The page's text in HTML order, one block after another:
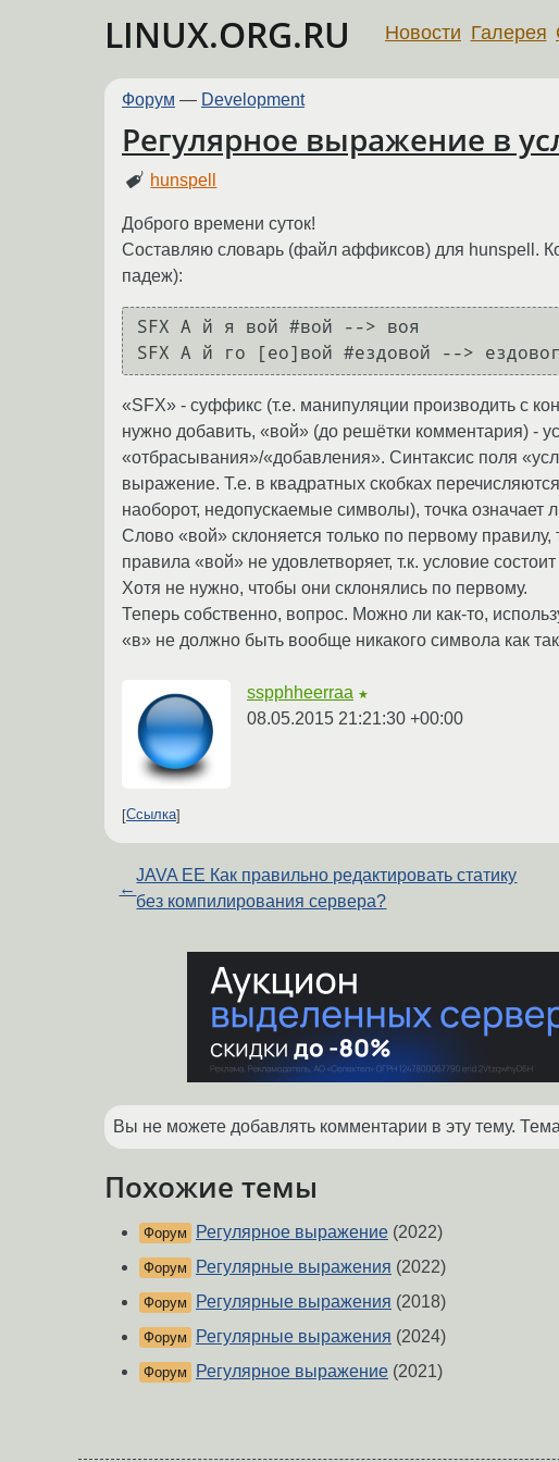
LINUX.ORG.RU Новости Галерея
Форум — Development
Регулярное выражение в
hunspell
Доброго времени суток!
Составляю словарь (файл аффиксов) для hunspell.
падеж):
SFX A й я вой #вой --> воя
«SFX» - суффикс (т.е. манипуляции производить с
нужно добавить, «вой» (до решётки комментария) -
«отбрасывания»/«добавления». Синтаксис поля
выражение. Т.е. в квадратных скобках
наоборот, недопускаемые символы), точка означает
Слово «вой» склоняется только по первому правилу,
правила «вой» не удовлетворяет, т.к. условие
Хотя не нужно, чтобы они склонялись по первому.
Теперь собственно, вопрос. Можно ли как-то,
«в» не должно быть вообще никакого символа как
sspphheerraa ★
08.05.2015 21:21:30 +00:00
Ссылка
←
JAVA EE Как правильно редактировать статику
без компилирования сервера?
Вы не можете добавлять комментарии в эту тему.
Похожие темы
Форум Регулярное выражение (2022)
Форум Регулярные выражения (2022)
Форум Регулярные выражения (2018)
Форум Регулярные выражения (2024)
Форум Регулярное выражение (2021)